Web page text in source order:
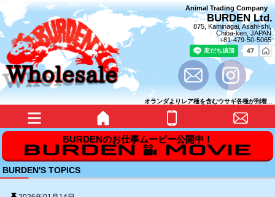
Animal Trading Company
BURDEN Ltd.
875, Kaminagai, Asahi-shi,
Chiba-ken, JAPAN
+81-479-50-5065
オランダよりレア種を含むウサギ各種が到着...
BURDEN'S TOPICS